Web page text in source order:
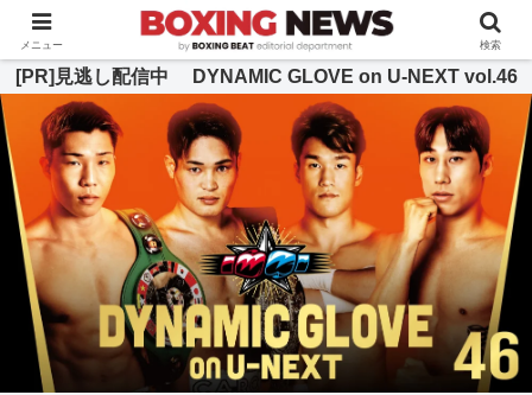
BOXING BEAT [ボクシング・ビート] 公式サイト
[PR]見逃し配信中 DYNAMIC GLOVE on U-NEXT vol.46
メニュー 検索